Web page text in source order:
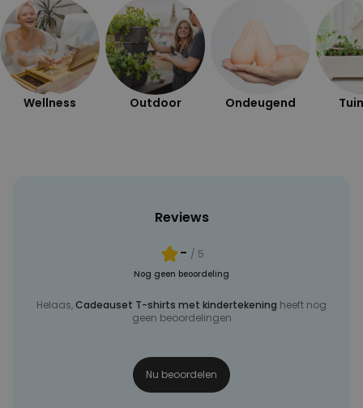
Wellness Outdoor Ondeugend
Reviews
- / 5
Nog geen beoordeling
Helaas,Cadeauset T-shirts met kindertekening heeft nog
geen beoordelingen
Nu beoordelen
MARKETING OVERIGE